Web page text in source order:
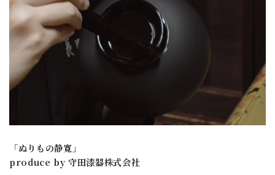
「ぬりもの静寛」
produce by 守田漆器株式会社